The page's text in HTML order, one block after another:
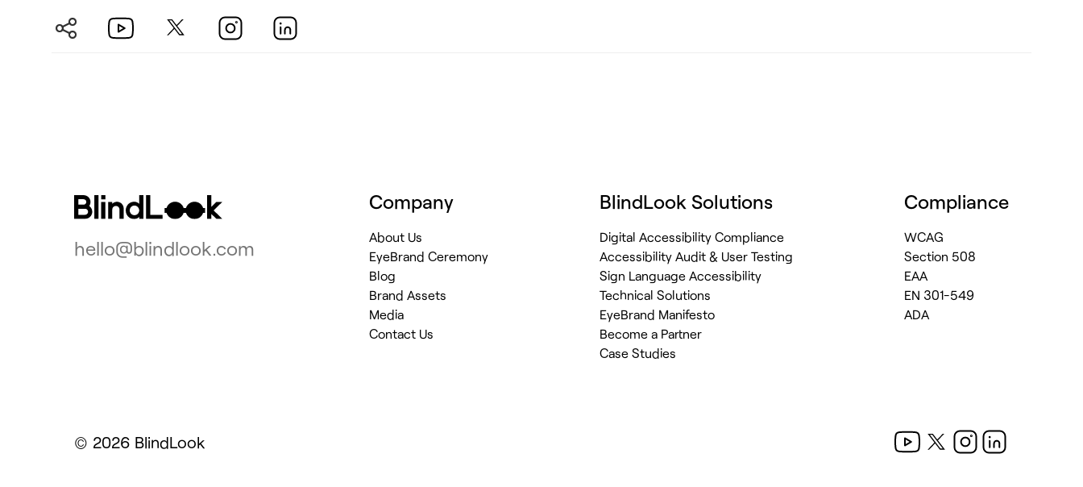
hello@blindlook.com
Company
About Us
EyeBrand Ceremony
Blog
Brand Assets
Media
Contact Us
BlindLook Solutions
Digital Accessibility Compliance
Accessibility Audit & User Testing
Sign Language Accessibility
Technical Solutions
EyeBrand Manifesto
Become a Partner
Case Studies
Compliance
WCAG
Section 508
EAA
EN 301-549
ADA
© 2026 BlindLook